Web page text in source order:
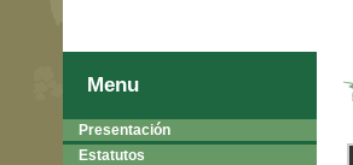
Menu
Presentación
Estatutos